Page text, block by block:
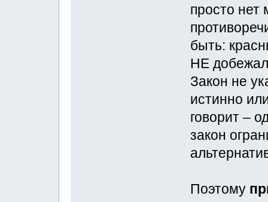
просто нет
быть:
НЕ
Закон не
истинно
говорит –
закон
Поэтому